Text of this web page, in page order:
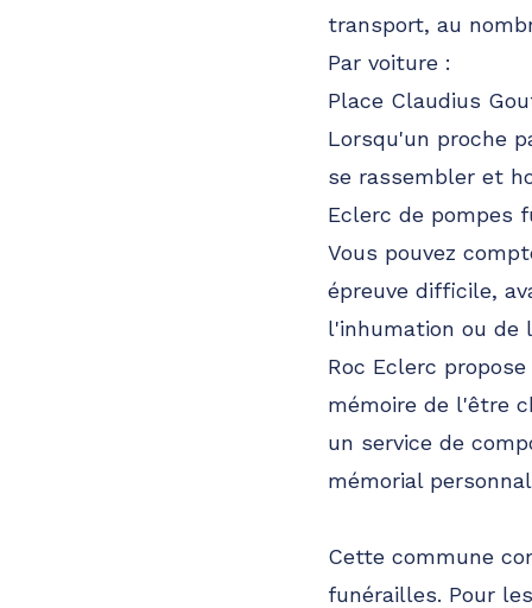
transport, au
Par voiture :
Place Claudius
Lorsqu'un proche
se rassembler et
Eclerc de pompes
Vous pouvez
épreuve difficile,
l'inhumation ou de
Roc Eclerc
mémoire de l'être
un service de
mémorial
Cette commune
funérailles. Pour